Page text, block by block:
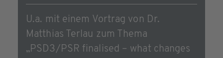
U.a. mit einem Vortrag von Dr.
Matthias Terlau zum Thema
„PSD3/PSR finalised – what changes